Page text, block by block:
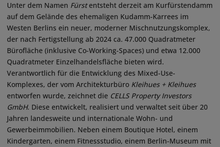
Unter dem Namen Fürstentsteht derzeit am Kurfürstendamm
auf dem Gelände des ehemaligen Kudamm-Karrees im
Westen Berlins ein neuer, moderner Mischnutzungskomplex,
der nach Fertigstellung ab 2024 ca. 47.000 Quadratmeter
Bürofläche (inklusive Co-Working-Spaces) und etwa 12.000
Quadratmeter Einzelhandelsfläche bieten wird.
Verantwortlich für die Entwicklung des Mixed-Use-
Komplexes, der vom Architekturbüro Kleihues + Kleihues
entworfen wurde, zeichnet die CELLS Property Investors
GmbH. Diese entwickelt, realisiert und verwaltet seit über 20
Jahren landesweite und internationale Wohn- und
Gewerbeimmobilien. Neben einem Boutique Hotel, einem
Kindergarten, einem Fitnessstudio, einem Berlin-Museum mit